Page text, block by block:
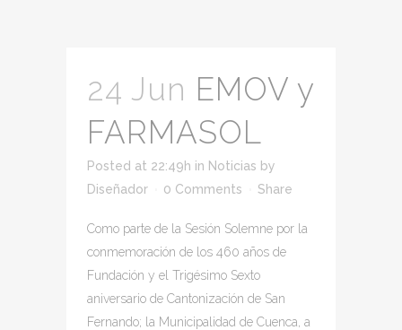
24 Jun EMOV y
FARMASOL
Posted at 22:49h in Noticias by
Diseñador
0 Comments Share
Como parte de la Sesión Solemne por la
conmemoración de los 460 años de
Fundación y el Trigésimo Sexto
aniversario de Cantonización de San
Fernando; la Municipalidad de Cuenca, a